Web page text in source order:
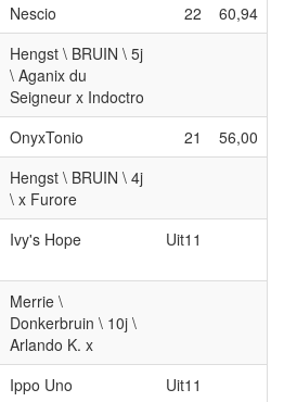
Nescio 22
60,94
Hengst \ BRUIN \ 5j
\ Aganix du
Seigneur x Indoctro
OnyxTonio 21
56,00
Hengst \ BRUIN \ 4j
\ x Furore
Ivy's Hope Uit11
Merrie \
Donkerbruin \ 10j \
Arlando K. x
Ippo Uno Uit11